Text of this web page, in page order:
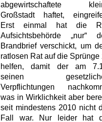
abgewirtschaftete
Großstadt haftet,
Erst einmal hat die
Aufsichtsbehörde „nur“
Brandbrief verschickt, um
ratlosen Rat auf die Sprünge
helfen, damit der am
seinen
Verpflichtungen
was in Wirklichkeit aber
seit mindestens 2010 nicht
Fall war. Nur leider hat